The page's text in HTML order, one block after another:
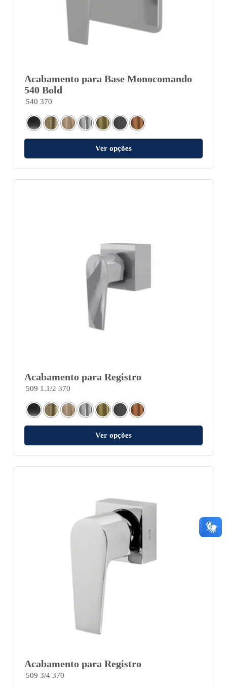
Acabamento para Base Monocomando
540 Bold
540 370
Ver opções
Acabamento para Registro
509 1.1/2 370
Ver opções
Acabamento para Registro
509 3/4 370